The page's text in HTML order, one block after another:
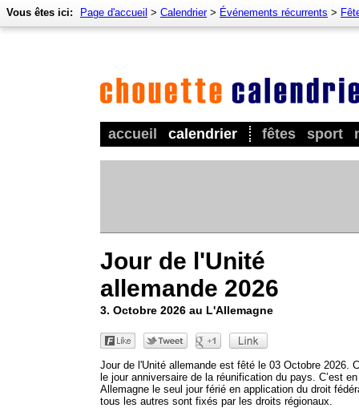
accueil calendrier fêtes sport
Vous êtes ici: Page d'accueil > Calendrier> Événements récurrents >
Jour de l'Unité
allemande 2026
3. Octobre 2026 au L'Allemagne
Jour de l'Unité allemande est fêté le 03 Octobre 2026.
le jour anniversaire de la réunification du pays. C’est en
Allemagne le seul jour férié en application du droit
tous les autres sont fixés par les droits régionaux.